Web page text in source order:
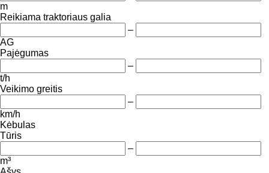
m
Reikiama traktoriaus galia
–
AG
Pajėgumas
–
t/h
Veikimo greitis
–
km/h
Kėbulas
Tūris
–
m³